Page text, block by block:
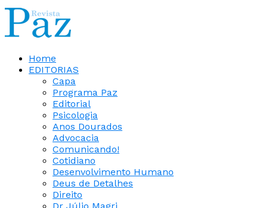
Home
EDITORIAS
Capa
Programa Paz
Editorial
Psicologia
Anos Dourados
Advocacia
Comunicando!
Cotidiano
Desenvolvimento Humano
Deus de Detalhes
Direito